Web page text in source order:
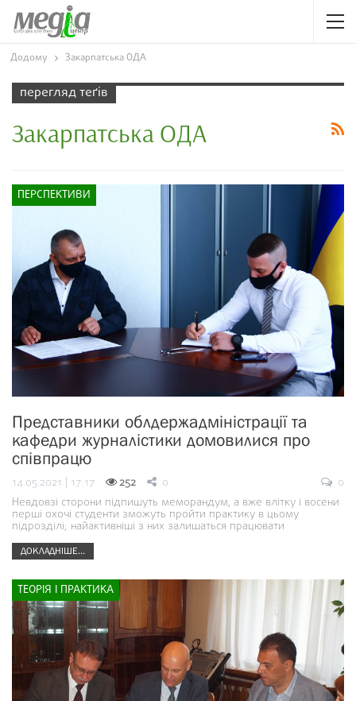
Додому Закарпатська ОДА
перегляд теґів
Закарпатська ОДА
ПЕРСПЕКТИВИ
Представники облдержадміністрації та
кафедри журналістики домовилися про
співпрацю
14.05.2021 | 17:17 252 0
0
Невдовзі сторони підпишуть меморандум, а вже влітку і восени
перші охочі студенти зможуть пройти практику в цьому
підрозділі; найактивніші з них залишаться працювати
ДОКЛАДНІШЕ...
ТЕОРІЯ І ПРАКТИКА